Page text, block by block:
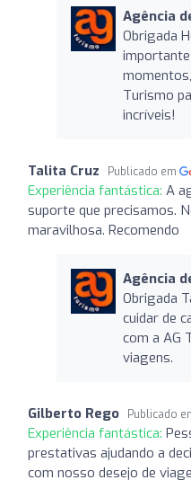
Agência
Obrigada
Turismo
incríveis!
Talita Cruz Publicado em
Experiência fantástica: A
suporte que precisamos.
maravilhosa. Recomendo
Agência
Obrigada
cuidar de
com a AG
viagens.
Gilberto Rego Publicado
Experiência fantástica:
prestativas ajudando a
com nosso desejo de